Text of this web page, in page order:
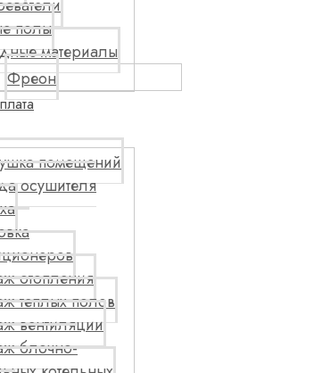
полы
материалы
Фреон
помещений
осушителя
отопления
теплых полов
вентиляции
блочно-